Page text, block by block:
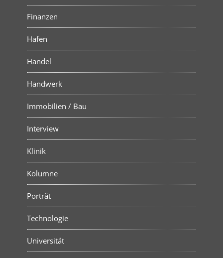
Finanzen
Hafen
Handel
Handwerk
Immobilien / Bau
Interview
Klinik
Kolumne
Porträt
Technologie
Universität